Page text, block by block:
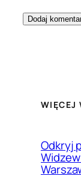
WIĘCEJ
Odkryj